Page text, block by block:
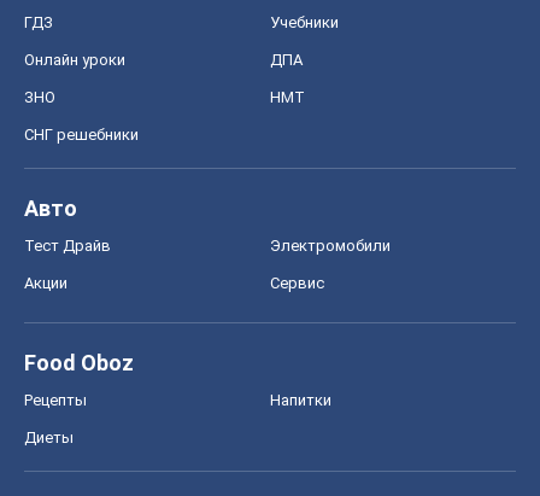
ГДЗ Учебники
Онлайн уроки ДПА
ЗНО НМТ
СНГ решебники
Авто
Тест Драйв Электромобили
Акции Сервис
Food Oboz
Рецепты Напитки
Диеты